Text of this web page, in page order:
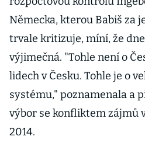
Německa, kterou Babiš za
trvale kritizuje, míní, že
výjimečná. "Tohle není o
lidech v Česku. Tohle je o
systému," poznamenala a
výbor se konfliktem zájmů
2014.